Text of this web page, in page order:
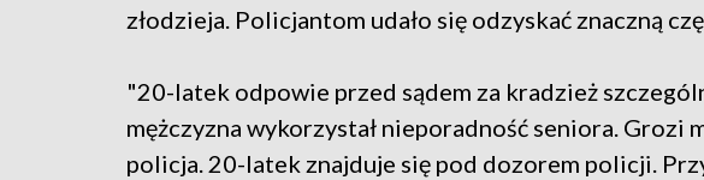
złodzieja. Policjantom udało się odzyskać znaczną
"20-latek odpowie przed sądem za kradzież
mężczyzna wykorzystał nieporadność seniora. Grozi
policja. 20-latek znajduje się pod dozorem policji.